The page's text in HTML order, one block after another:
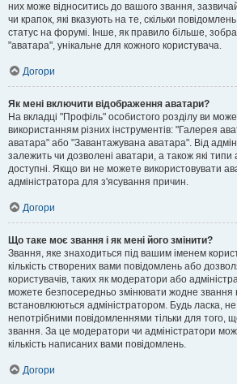
них може відноситись до вашого звання, зазвичай
чи крапок, які вказують на те, скільки
статус на форумі. Інше, як правило більше,
"аватара", унікальне для кожного користувача.
Догори
Як мені включити відображення аватари?
На вкладці "Профіль" особистого розділу ви
використанням різних інструментів: "Галерея
аватара" або "Завантажувана аватара". Від
залежить чи дозволені аватари, а також які
доступні. Якщо ви не можете використовувати
адміністратора для з'ясування причин.
Догори
Що таке моє звання і як мені його змінити?
Звання, яке знаходиться під вашим іменем
кількість створених вами повідомлень або
користувачів, таких як модератори або
можете безпосередньо змінювати жодне звання
встановлюються адміністратором. Будь ласка,
непотрібними повідомленнями тільки для того,
звання. За це модератори чи адміністратори
кількість написаних вами повідомлень.
Догори